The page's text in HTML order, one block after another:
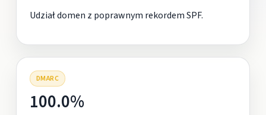
Udział domen z poprawnym rekordem SPF.
DMARC
100.0%